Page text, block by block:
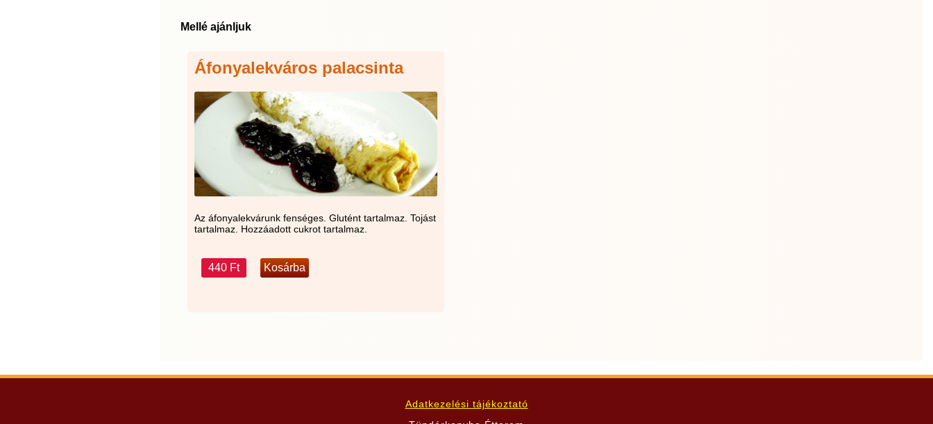
Mellé ajánljuk
Áfonyalekváros palacsinta
Az áfonyalekvárunk fenséges. Glutént tartalmaz. Tojást
tartalmaz. Hozzáadott cukrot tartalmaz.
440 Ft
Adatkezelési tájékoztató